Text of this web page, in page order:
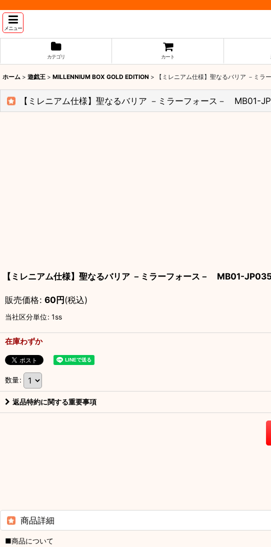
メニュー
カテゴリ カート
ホーム > 遊戯王 > MILLENNIUM BOX GOLD EDITION > 【ミレニアム仕様】聖なるバリア －ミ
【ミレニアム仕様】聖なるバリア －ミラーフォース－ MB01-
【ミレニアム仕様】聖なるバリア －ミラーフォース－ MB01-
販売価格: 60円(税込)
当社区分単位: 1ss
在庫わずか
数量:
返品特約に関する重要事項
商品詳細
■商品について